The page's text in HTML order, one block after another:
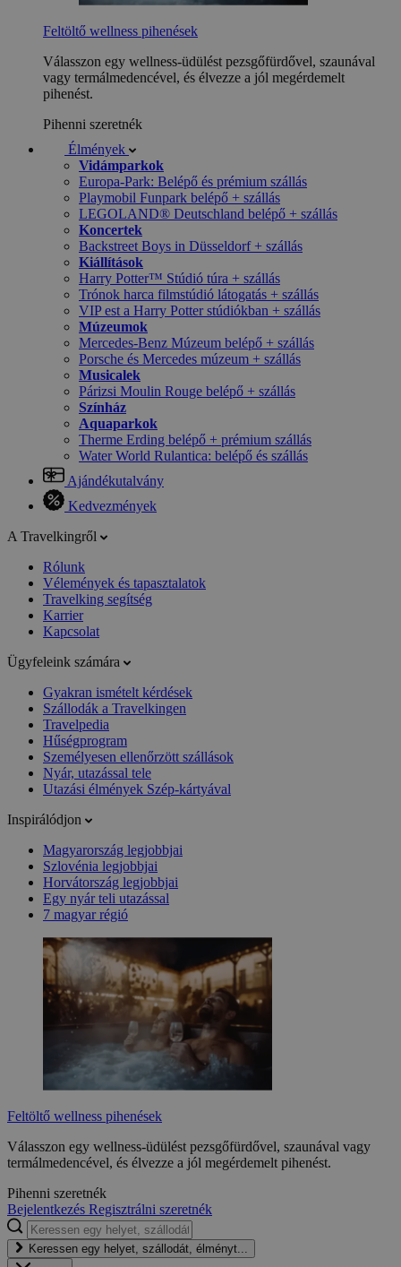
Feltöltő wellness pihenések
Válasszon egy wellness-üdülést pezsgőfürdővel, szaunával
vagy termálmedencével, és élvezze a jól megérdemelt
pihenést.
Pihenni szeretnék
Élmények
Vidámparkok
Europa-Park: Belépő és prémium szállás
Playmobil Funpark belépő + szállás
LEGOLAND® Deutschland belépő + szállás
Koncertek
Backstreet Boys in Düsseldorf + szállás
Kiállítások
Harry Potter™ Stúdió túra + szállás
Trónok harca filmstúdió látogatás + szállás
VIP est a Harry Potter stúdiókban + szállás
Múzeumok
Mercedes-Benz Múzeum belépő + szállás
Porsche és Mercedes múzeum + szállás
Musicalek
Párizsi Moulin Rouge belépő + szállás
Színház
Aquaparkok
Therme Erding belépő + prémium szállás
Water World Rulantica: belépő és szállás
Ajándékutalvány
Kedvezmények
A Travelkingről
Rólunk
Vélemények és tapasztalatok
Travelking segítség
Karrier
Kapcsolat
Ügyfeleink számára
Gyakran ismételt kérdések
Szállodák a Travelkingen
Travelpedia
Hűségprogram
Személyesen ellenőrzött szállások
Nyár, utazással tele
Utazási élmények Szép-kártyával
Inspirálódjon
Magyarország legjobbjai
Szlovénia legjobbjai
Horvátország legjobbjai
Egy nyár teli utazással
7 magyar régió
Feltöltő wellness pihenések
Válasszon egy wellness-üdülést pezsgőfürdővel, szaunával vagy
termálmedencével, és élvezze a jól megérdemelt pihenést.
Pihenni szeretnék
Bejelentkezés Regisztrálni szeretnék
Keressen egy helyet, szállodát, élményt...